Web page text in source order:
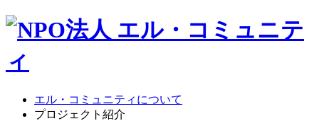
エル・コミュニティについて
プロジェクト紹介